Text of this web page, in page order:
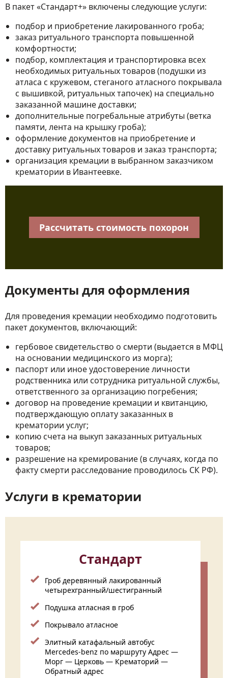
В пакет «Стандарт+» включены следующие услуги:
подбор и приобретение лакированного гроба;
заказ ритуального транспорта повышенной
комфортности;
подбор, комплектация и транспортировка всех
необходимых ритуальных товаров (подушки из
атласа с кружевом, стеганого атласного покрывала
с вышивкой, ритуальных тапочек) на специально
заказанной машине доставки;
дополнительные погребальные атрибуты (ветка
памяти, лента на крышку гроба);
оформление документов на приобретение и
доставку ритуальных товаров и заказ транспорта;
организация кремации в выбранном заказчиком
крематории в Ивантеевке.
Рассчитать стоимость похорон
Документы для оформления
Для проведения кремации необходимо подготовить
пакет документов, включающий:
гербовое свидетельство о смерти (выдается в МФЦ
на основании медицинского из морга);
паспорт или иное удостоверение личности
родственника или сотрудника ритуальной службы,
ответственного за организацию погребения;
договор на проведение кремации и квитанцию,
подтверждающую оплату заказанных в
крематории услуг;
копию счета на выкуп заказанных ритуальных
товаров;
разрешение на кремирование (в случаях, когда по
факту смерти расследование проводилось СК РФ).
Услуги в крематории
Стандарт
Гроб деревянный лакированный
четырехгранный/шестигранный
Подушка атласная в гроб
Покрывало атласное
Элитный катафальный автобус
Mercedes-benz по маршруту Адрес —
Морг — Церковь — Крематорий —
Обратный адрес